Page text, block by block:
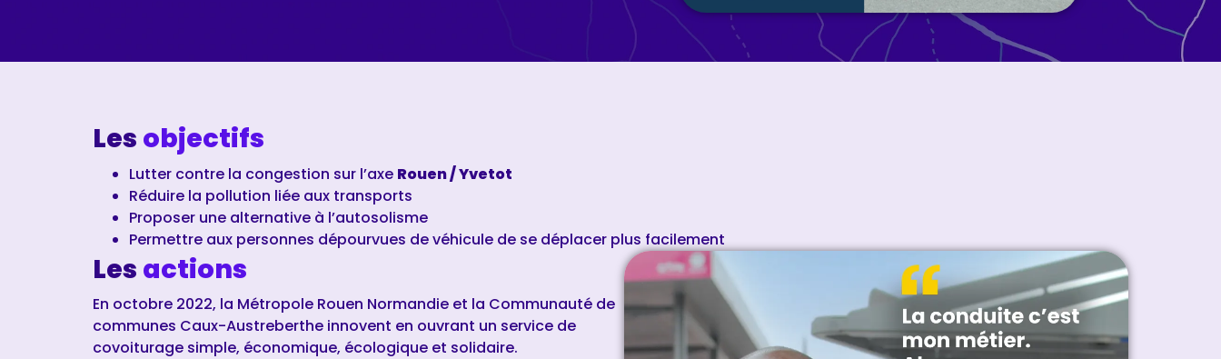
Les objectifs
Lutter contre la congestion sur l’axe Rouen / Yvetot
Réduire la pollution liée aux transports
Proposer une alternative à l’autosolisme
Permettre aux personnes dépourvues de véhicule de se déplacer plus facilement
Les actions
En octobre 2022, la Métropole Rouen Normandie et la Communauté de
communes Caux-Austreberthe innovent en ouvrant un service de
covoiturage simple, économique, écologique et solidaire.